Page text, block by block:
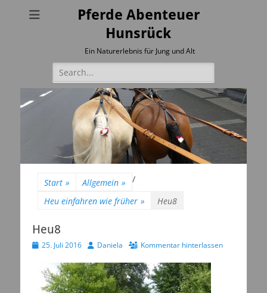
Pferde Abenteuer
Hunsrück
Ein Naturerlebnis für Jung und Alt
Suchen
nach:
Start » Allgemein »
/
Heu einfahren wie früher » Heu8
Heu8
Veröffentlicht
25. Juli 2016 AutorDaniela Kommentar hinterlassen